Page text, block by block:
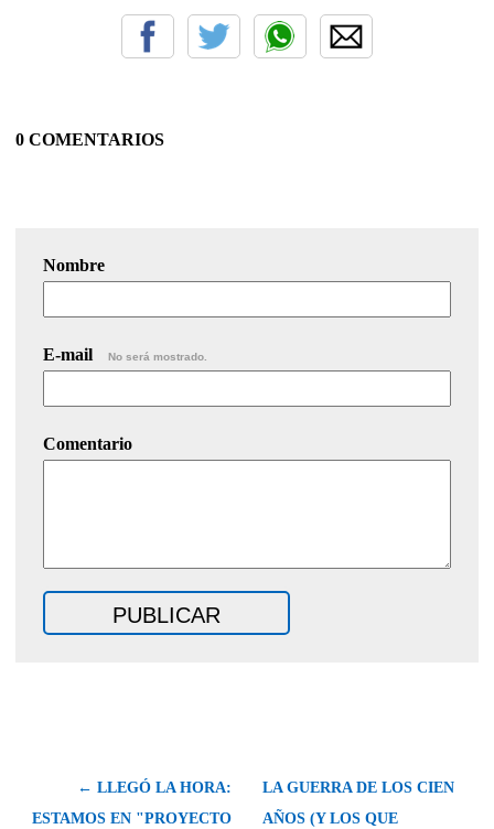
0 COMENTARIOS
Nombre
E-mail No será mostrado.
Comentario
← LLEGÓ LA HORA:
ESTAMOS EN "PROYECTO
LA GUERRA DE LOS CIEN
AÑOS (Y LOS QUE